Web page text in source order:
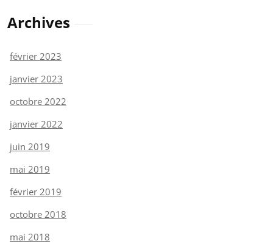
Archives
février 2023
janvier 2023
octobre 2022
janvier 2022
juin 2019
mai 2019
février 2019
octobre 2018
mai 2018